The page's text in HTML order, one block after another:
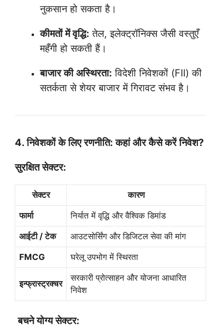
नुकसान हो सकता है।
कीमतों में वृद्धि: तेल, इलेक्ट्रॉनिक्स जैसी वस्तुएँ
महँगी हो सकती हैं।
बाजार की अस्थिरता: विदेशी निवेशकों (FII) की
सतर्कता से शेयर बाजार में गिरावट संभव है।
4. निवेशकों के लिए रणनीति: कहां और कैसे करें निवेश?
सुरक्षित सेक्टर:
सेक्टर कारण
फार्मा निर्यात में वृद्धि और वैश्विक डिमांड
आईटी / टेक आउटसोर्सिंग और डिजिटल सेवा की मांग
FMCG घरेलू उपभोग में स्थिरता
इन्फ्रास्ट्रक्चर
सरकारी प्रोत्साहन और योजना आधारित
निवेश
बचने योग्य सेक्टर: